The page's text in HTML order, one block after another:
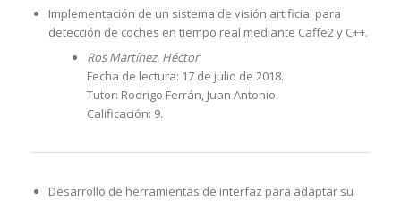
Implementación de un sistema de visión artificial para
detección de coches en tiempo real mediante Caffe2 y C++.
Ros Martínez, Héctor
Fecha de lectura: 17 de julio de 2018.
Tutor: Rodrigo Ferrán, Juan Antonio.
Calificación: 9.
Desarrollo de herramientas de interfaz para adaptar su